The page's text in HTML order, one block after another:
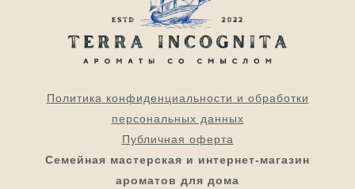
Политика конфиденциальности и обработки
персональных данных
Публичная оферта
Семейная мастерская и интернет-магазин
ароматов для дома